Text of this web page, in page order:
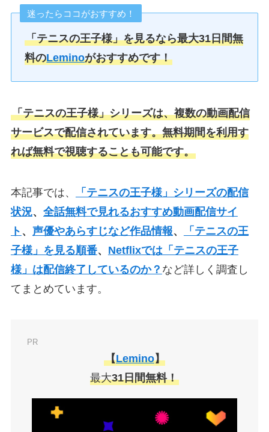
迷ったらココがおすすめ！
「テニスの王子様」を見るなら最大31日間無
料のLeminoがおすすめです！
「テニスの王子様」シリーズは、複数の動画配信
サービスで配信されています。無料期間を利用す
れば無料で視聴することも可能です。
本記事では、
「テニスの王子様」シリーズの配信
状況、 全話無料で見れるおすすめ動画配信サイ
ト 、 声優やあらすじなど作品情報、
「テニスの王
子様」を見る順番、 Netflixでは「テニスの王子
様」は配信終了しているのか？ など詳しく調査し
てまとめています。
PR
【Lemino】
最大31日間無料！